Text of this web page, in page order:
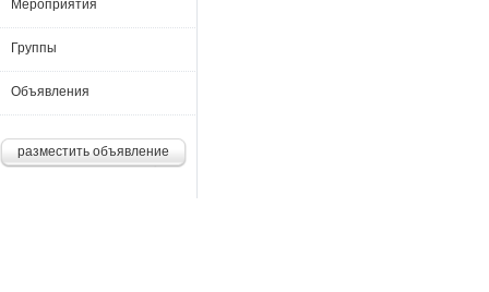
Мероприятия
Группы
Объявления
разместить объявление